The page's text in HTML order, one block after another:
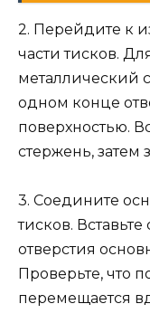
2. Перейдите к
части тисков.
металлический
одном конце
поверхностью.
стержень, затем
3. Соедините
тисков.
отверстия
Проверьте, что
перемещается